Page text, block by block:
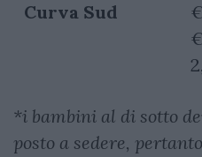
Curva Sud
*i bambini al di sotto
posto a sedere,